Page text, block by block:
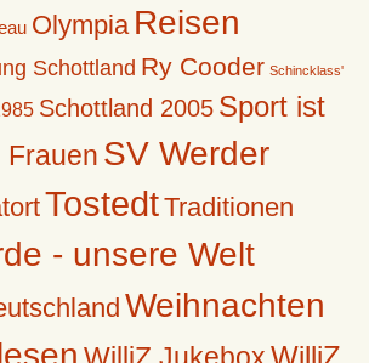
Olympia Reisen
Schottland Ry Cooder Schincklass'
Schottland 2005 Sport ist
Frauen SV Werder
TostedtTraditionen
- unsere Welt
Weihnachten
WilliZ